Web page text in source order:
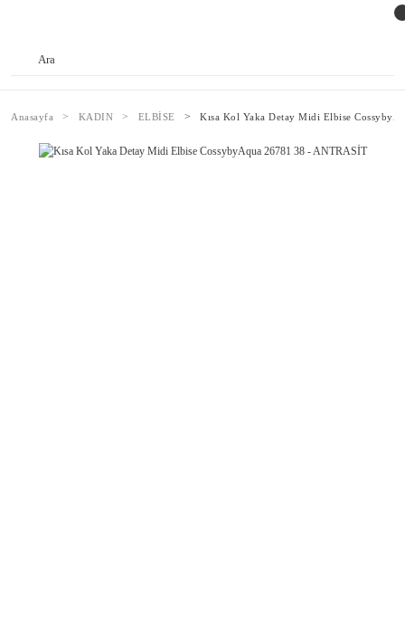
Anasayfa KADIN ELBİSE Kısa Kol Yaka Detay Midi Elbise